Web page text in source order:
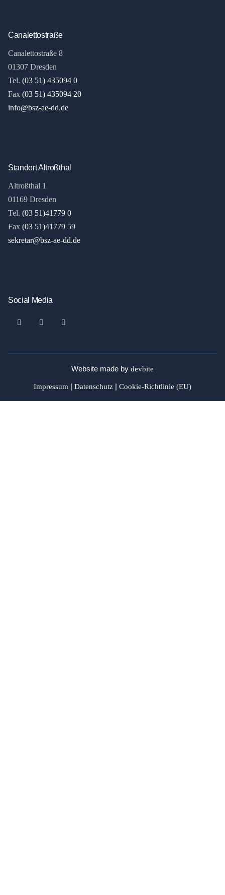
Canalettostraße
Canalettostraße 8
01307 Dresden
Tel. (03 51) 435094 0
Fax (03 51) 435094 20
info@bsz-ae-dd.de
Standort Altroßthal
Altroßthal 1
01169 Dresden
Tel. (03 51)41779 0
Fax (03 51)41779 59
sekretar@bsz-ae-dd.de
Social Media
Website made by devbite
Impressum | Datenschutz | Cookie-Richtlinie (EU)